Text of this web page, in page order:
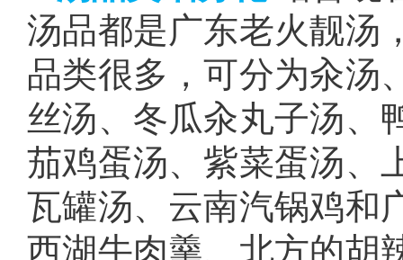
汤品都是广东老火靓汤
品类很多，可分为汆汤
丝汤、冬瓜汆丸子汤、
茄鸡蛋汤、紫菜蛋汤、
瓦罐汤、云南汽锅鸡和
西湖牛肉羹、北方的胡